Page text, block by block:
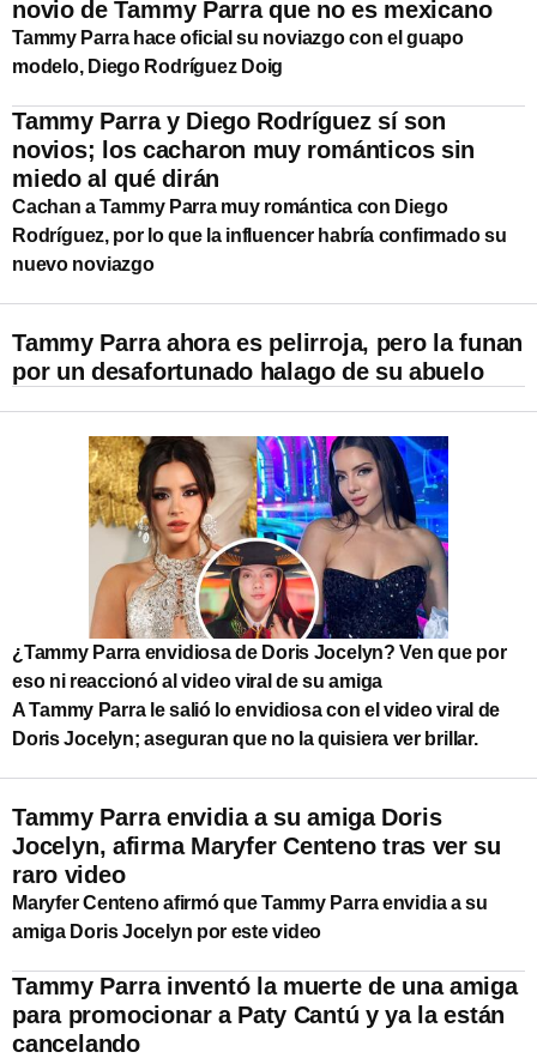
novio de Tammy Parra que no es mexicano
Tammy Parra hace oficial su noviazgo con el guapo
modelo, Diego Rodríguez Doig
Tammy Parra y Diego Rodríguez sí son
novios; los cacharon muy románticos sin
miedo al qué dirán
Cachan a Tammy Parra muy romántica con Diego
Rodríguez, por lo que la influencer habría confirmado su
nuevo noviazgo
Tammy Parra ahora es pelirroja, pero la funan
por un desafortunado halago de su abuelo
¿Tammy Parra envidiosa de Doris Jocelyn? Ven que por
eso ni reaccionó al video viral de su amiga
A Tammy Parra le salió lo envidiosa con el video viral de
Doris Jocelyn; aseguran que no la quisiera ver brillar.
Tammy Parra envidia a su amiga Doris
Jocelyn, afirma Maryfer Centeno tras ver su
raro video
Maryfer Centeno afirmó que Tammy Parra envidia a su
amiga Doris Jocelyn por este video
Tammy Parra inventó la muerte de una amiga
para promocionar a Paty Cantú y ya la están
cancelando